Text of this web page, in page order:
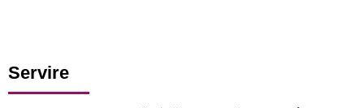
Servire